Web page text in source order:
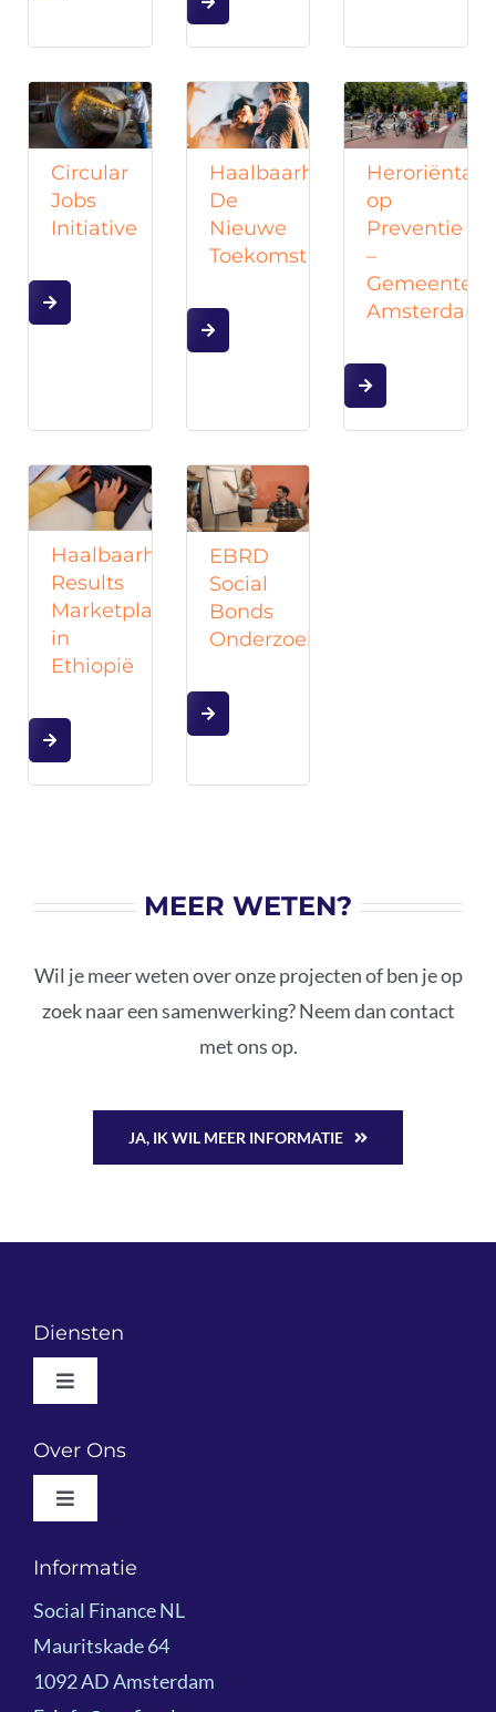
Circular
Jobs
Initiative
Haalbaarheidsstudie
De
Nieuwe
Toekomst
op
Preventie
–
Gemeente
Amsterdam
Haalbaarheidsstudie
Results
Marketplace
in
Ethiopië
EBRD
Social
Bonds
Onderzoek
MEER WETEN?
Wil je meer weten over onze projecten of ben je op
zoek naar een samenwerking? Neem dan contact
met ons op.
JA, IK WIL MEER INFORMATIE
Diensten
Toggle
Wat We Doen
Resultaatgericht Financieren
Kennisdeling
Over Ons
Toggle
Wie We Zijn
Team
Informatie
Social Finance NL
Mauritskade 64
1092 AD Amsterdam